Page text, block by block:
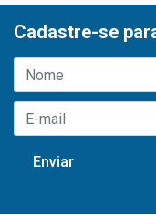
Cadastre-se